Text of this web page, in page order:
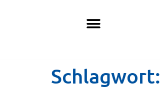
Schlagwort: